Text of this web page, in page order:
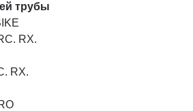
трубы
RX.
RX.